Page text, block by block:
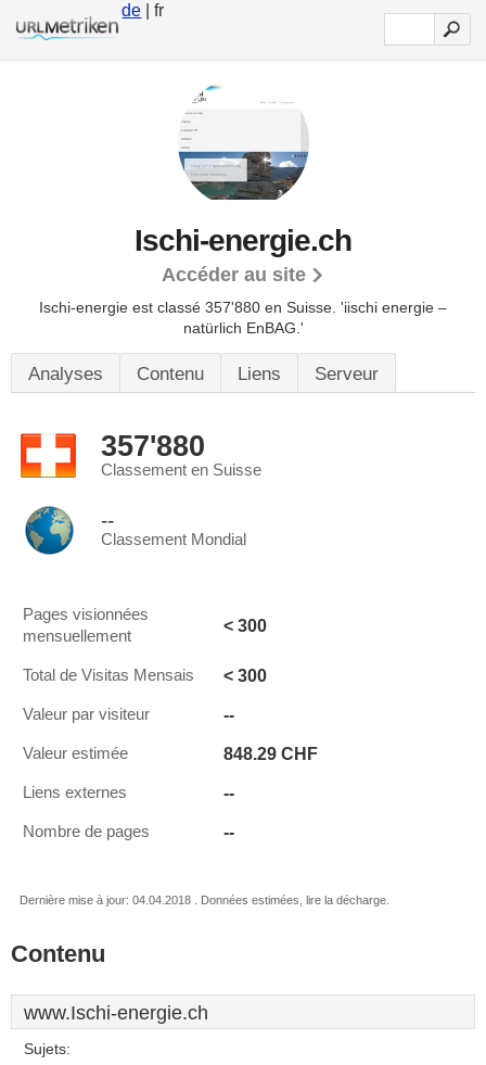
de | fr
Ischi-energie.ch
Accéder au site
Ischi-energie est classé 357'880 en Suisse. 'iischi energie –
natürlich EnBAG.'
Analyses Contenu Liens Serveur
357'880
Classement en Suisse
--
Classement Mondial
Pages visionnées
mensuellement
< 300
Total de Visitas Mensais < 300
Valeur par visiteur --
Valeur estimée 848.29 CHF
Liens externes --
Nombre de pages --
Dernière mise à jour: 04.04.2018 . Données estimées, lire la décharge.
Contenu
www.Ischi-energie.ch
Sujets: